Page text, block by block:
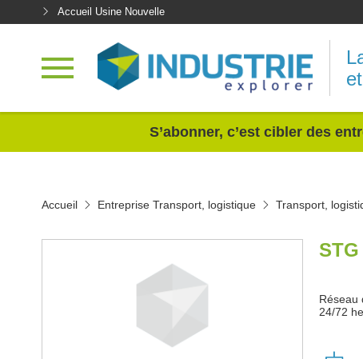
Accueil Usine Nouvelle
S’abonner, c’est cibler des
Accueil Entreprise Transport, logistique Transport,
Réseau
24/72